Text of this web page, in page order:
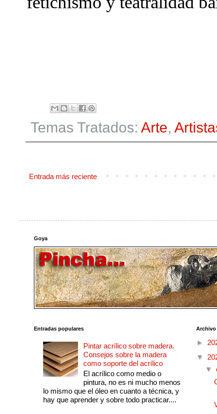
Temas Tratados: Arte,
Entrada más reciente
Goya
Entradas populares
Pintar acrílico sobre madera.
Consejos sobre la madera
como soporte del acrílico
El acrílico como medio o
pintura, no es ni mucho menos
lo mismo que el óleo en cuanto a técnica, y
hay que aprender y sobre todo practicar....
►
▼
▼